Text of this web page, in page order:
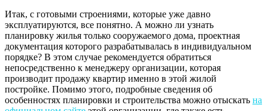
Итак, с готовыми строениями, которые уже давно
эксплуатируются, все понятно. А можно ли узнать
планировку жилья только сооружаемого дома, проектная
документация которого разрабатывалась в индивидуальном
порядке? В этом случае рекомендуется обратиться
непосредственно к менеджеру организации, которая
производит продажу квартир именно в этой жилой
постройке. Помимо этого, подробные сведения об
особенностях планировки и строительства можно отыскать на